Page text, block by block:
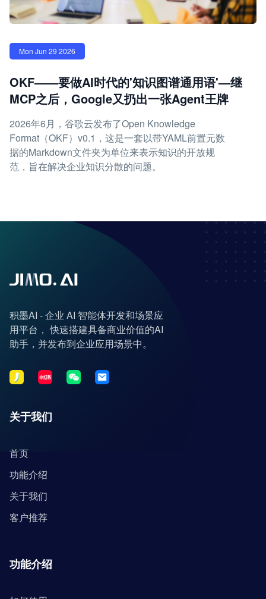
Mon Jun 29 2026
OKF——要做AI时代的'知识图谱通用语'—继
MCP之后，Google又扔出一张Agent王牌
2026年6月，谷歌云发布了Open Knowledge
Format（OKF）v0.1，这是一套以带YAML前置元数
据的Markdown文件夹为单位来表示知识的开放规
范，旨在解决企业知识分散的问题。
积墨AI - 企业 AI 智能体开发和场景应
用平台， 快速搭建具备商业价值的AI
助手，并发布到企业应用场景中。
关于我们
首页
功能介绍
关于我们
客户推荐
功能介绍